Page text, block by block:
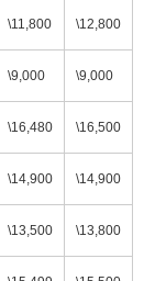
\11,800 \12,800
\9,000 \9,000
\16,480 \16,500
\14,900 \14,900
\13,500 \13,800